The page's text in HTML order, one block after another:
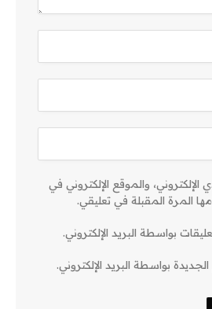
والموقع الإلكتروني في
المرة المقبلة في تعليقي.
بواسطة البريد الإلكتروني.
بواسطة البريد الإلكتروني.